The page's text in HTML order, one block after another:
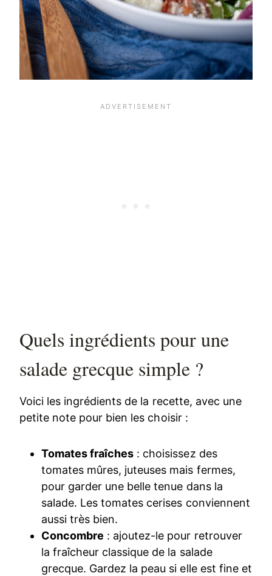
Quels ingrédients pour une
salade grecque simple ?
Voici les ingrédients de la recette, avec une
petite note pour bien les choisir :
Tomates fraîches : choisissez des
tomates mûres, juteuses mais fermes,
pour garder une belle tenue dans la
salade. Les tomates cerises conviennent
aussi très bien.
Concombre : ajoutez-le pour retrouver
la fraîcheur classique de la salade
grecque. Gardez la peau si elle est fine et